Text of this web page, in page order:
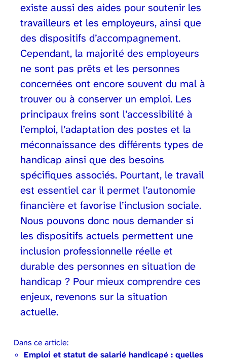
existe aussi des aides pour soutenir les
travailleurs et les employeurs, ainsi que
des dispositifs d’accompagnement.
Cependant, la majorité des employeurs
ne sont pas prêts et les personnes
concernées ont encore souvent du mal à
trouver ou à conserver un emploi. Les
principaux freins sont l’accessibilité à
l’emploi, l’adaptation des postes et la
méconnaissance des différents types de
handicap ainsi que des besoins
spécifiques associés. Pourtant, le travail
est essentiel car il permet l’autonomie
financière et favorise l’inclusion sociale.
Nous pouvons donc nous demander si
les dispositifs actuels permettent une
inclusion professionnelle réelle et
durable des personnes en situation de
handicap ? Pour mieux comprendre ces
enjeux, revenons sur la situation
actuelle.
Dans ce article:
Emploi et statut de salarié handicapé : quelles